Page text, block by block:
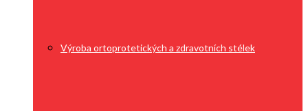
Výroba ortoprotetických a zdravotních stélek